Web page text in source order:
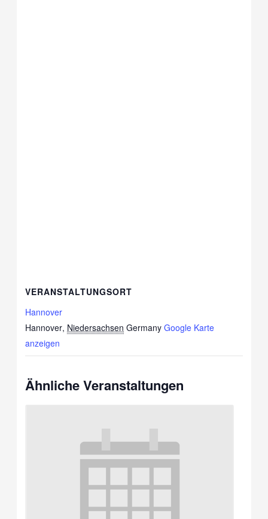
VERANSTALTUNGSORT
Hannover
Hannover, Niedersachsen Germany Google Karte
anzeigen
Ähnliche Veranstaltungen